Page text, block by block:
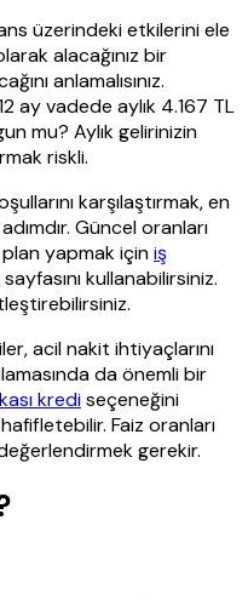
üzerindeki etkilerini ele
alacağınız bir
anlamalısınız.
ay vadede aylık 4.167 TL
mu? Aylık gelirinizin
riskli.
karşılaştırmak, en
Güncel oranları
yapmak içiniş
sayfasını kullanabilirsiniz.
acil nakit ihtiyaçlarını
da önemli bir
krediseçeneğini
Faiz oranları
gerekir.